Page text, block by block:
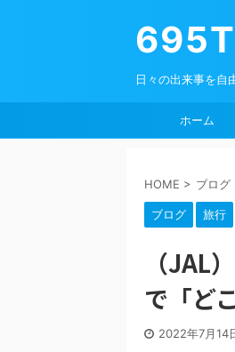
日々の出来事を自
ホーム
HOME > ブログ
ブログ 旅行
（JAL
で「ど
2022年7月14